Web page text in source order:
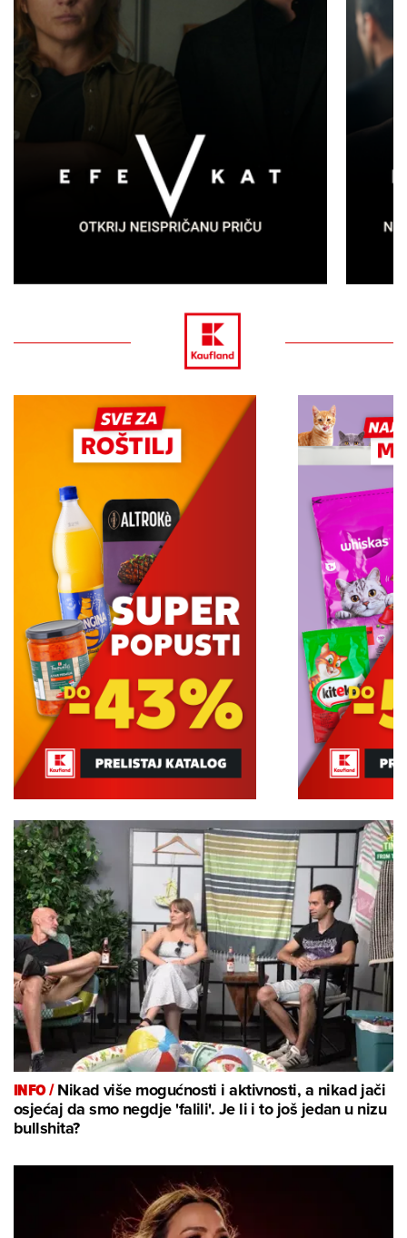
INFO /Nikad više mogućnosti i aktivnosti, a nikad jači
osjećaj da smo negdje 'falili'. Je li i to još jedan u nizu
bullshita?